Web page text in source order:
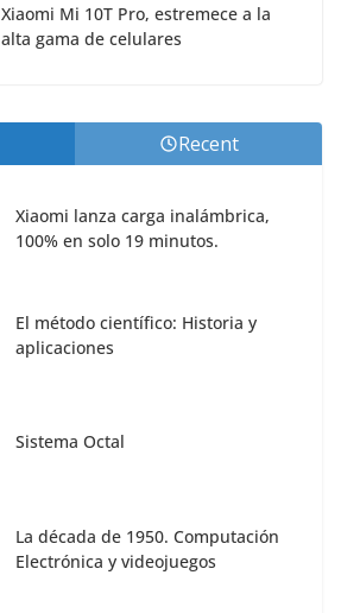
Xiaomi Mi 10T Pro, estremece a la
alta gama de celulares
Recent
Xiaomi lanza carga inalámbrica,
100% en solo 19 minutos.
El método científico: Historia y
aplicaciones
Sistema Octal
La década de 1950. Computación
Electrónica y videojuegos